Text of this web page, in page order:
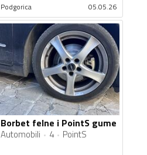
Podgorica 05.05.26
Borbet felne i PointS gume
Automobili 4 PointS